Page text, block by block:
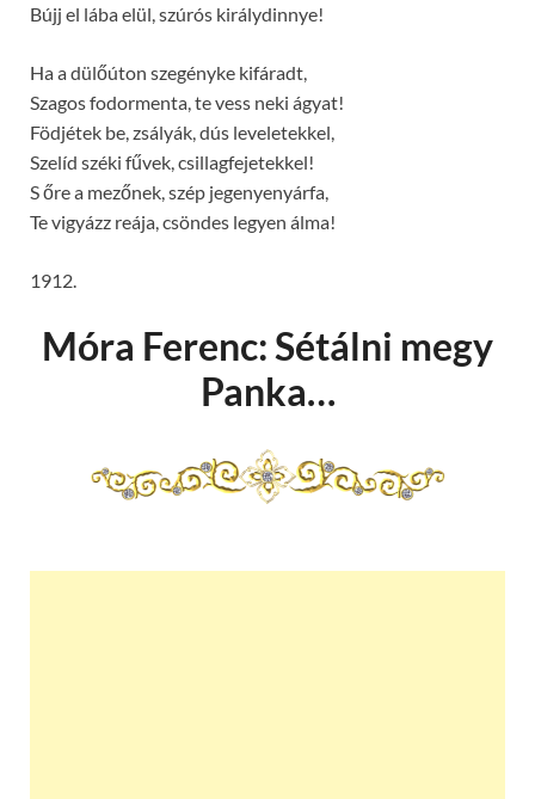
Bújj el lába elül, szúrós királydinnye!
Ha a dülőúton szegényke kifáradt,
Szagos fodormenta, te vess neki ágyat!
Födjétek be, zsályák, dús leveletekkel,
Szelíd széki fűvek, csillagfejetekkel!
S őre a mezőnek, szép jegenyenyárfa,
Te vigyázz reája, csöndes legyen álma!
1912.
Móra Ferenc: Sétálni megy
Panka…